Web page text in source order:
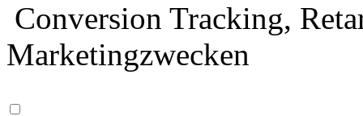
Conversion Tracking,
Marketingzwecken